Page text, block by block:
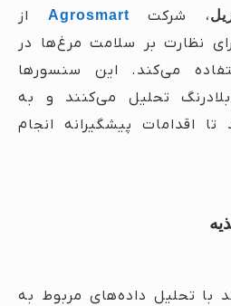
، شرکتAgrosmart
از
نظارت بر سلامت مرغ‌ها در
می‌کند. این سنسورها
تحلیل می‌کنند و به
اقدامات پیشگیرانه انجام
تحلیل داده‌های مربوط به